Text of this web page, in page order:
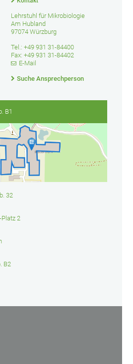
Lehrstuhl für Mikrobiologie
Am Hubland
97074 Würzburg
Tel.: +49 931 31-84400
Fax: +49 931 31-84402
E-Mail
Suche Ansprechperson
B1
32
2
B2